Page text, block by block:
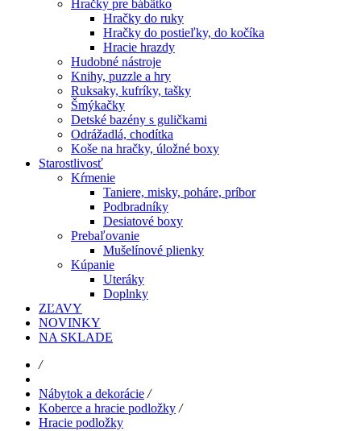
Hračky pre bábätko
Hračky do ruky
Hračky do postieľky, do kočíka
Hracie hrazdy
Hudobné nástroje
Knihy, puzzle a hry
Ruksaky, kufríky, tašky
Šmýkačky
Detské bazény s guličkami
Odrážadlá, chodítka
Koše na hračky, úložné boxy
Starostlivosť
Kŕmenie
Taniere, misky, poháre, príbor
Podbradníky
Desiatové boxy
Prebaľovanie
Mušelínové plienky
Kúpanie
Uteráky
Doplnky
ZĽAVY
NOVINKY
NA SKLADE
/
Nábytok a dekorácie /
Koberce a hracie podložky /
Hracie podložky